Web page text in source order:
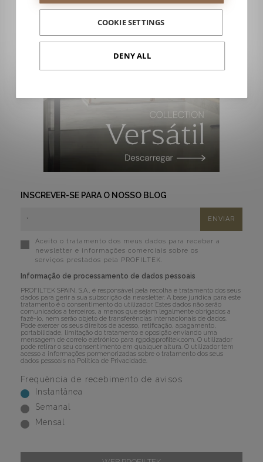
INSCREVER-SE PARA O NOSSO BLOG
Aceito o tratamento dos meus dados para receber a
newsletter e informações comerciais sobre os
serviços prestados pela PROFILTEK.
Informação de processamento de dados pessoais
PROFILTEK SPAIN, S.A., é responsável pela recolha e tratamento dos seus
dados para gerir a sua subscrição da newsletter. A base jurídica para este
tratamento é o consentimento do utilizador. Estes dados não serão
comunicados a terceiros, a menos que sejam legalmente obrigados a
fazê-lo, nem serão objeto de transferências internacionais de dados.
Pode exercer os seus direitos de acesso, retificação, apagamento,
portabilidade, limitação do tratamento e oposição enviando uma
mensagem de correio eletrónico para rgpd@profiltek.com . O utilizador
pode retirar o seu consentimento em qualquer altura. O utilizador tem
acesso a informações pormenorizadas sobre o tratamento dos seus
dados pessoais na Política de Privacidade
Frequência de recebimento de avisos
Instantânea
Semanal
Mensal
COOKIE SETTINGS
DENY ALL